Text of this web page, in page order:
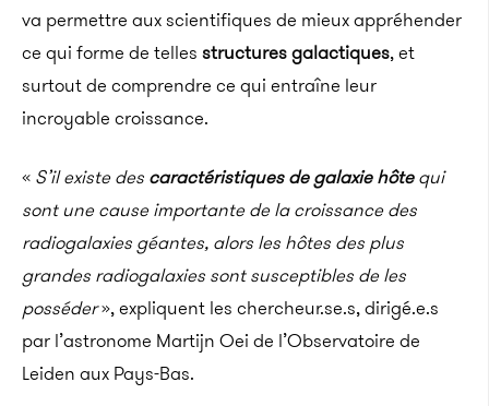
va permettre aux scientifiques de mieux appréhender
ce qui forme de telles structures galactiques, et
surtout de comprendre ce qui entraîne leur
incroyable croissance.
« S’il existe des caractéristiques de galaxie hôtequi
sont une cause importante de la croissance des
radiogalaxies géantes, alors les hôtes des plus
grandes radiogalaxies sont susceptibles de les
posséder», expliquent les chercheur.se.s, dirigé.e.s
par l’astronome Martijn Oei de l’Observatoire de
Leiden aux Pays-Bas.